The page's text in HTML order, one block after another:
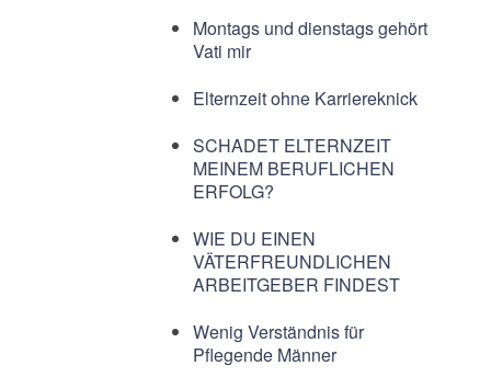
Montags und dienstags gehört
Vati mir
Elternzeit ohne Karriereknick
SCHADET ELTERNZEIT
MEINEM BERUFLICHEN
ERFOLG?
WIE DU EINEN
VÄTERFREUNDLICHEN
ARBEITGEBER FINDEST
Wenig Verständnis für
Pflegende Männer